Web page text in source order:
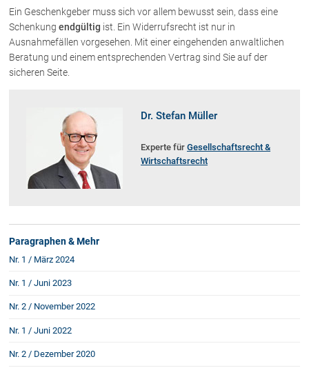
Ein Geschenkgeber muss sich vor allem bewusst sein, dass eine
Schenkung endgültig ist. Ein Widerrufsrecht ist nur in
Ausnahmefällen vorgesehen. Mit einer eingehenden anwaltlichen
Beratung und einem entsprechenden Vertrag sind Sie auf der
sicheren Seite.
Dr. Stefan Müller
Experte für Gesellschaftsrecht &
Wirtschaftsrecht
Paragraphen & Mehr
Nr. 1 / März 2024
Nr. 1 / Juni 2023
Nr. 2 / November 2022
Nr. 1 / Juni 2022
Nr. 2 / Dezember 2020